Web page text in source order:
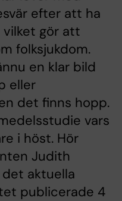
efter att ha
vilket gör att
folksjukdom.
en klar bild
eller
det finns hopp.
vars
i höst. Hör
Judith
aktuella
publicerade 4